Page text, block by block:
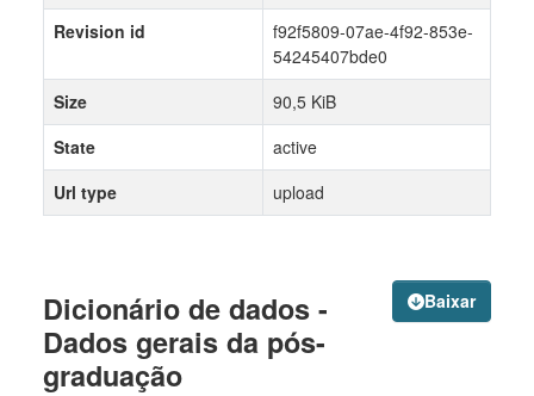
Baixar
Dicionário de dados -
Dados gerais da pós-
graduação
Revision id
f92f5809-07ae-4f92-853e-
54245407bde0
Size
90,5 KiB
State
active
Url type
upload